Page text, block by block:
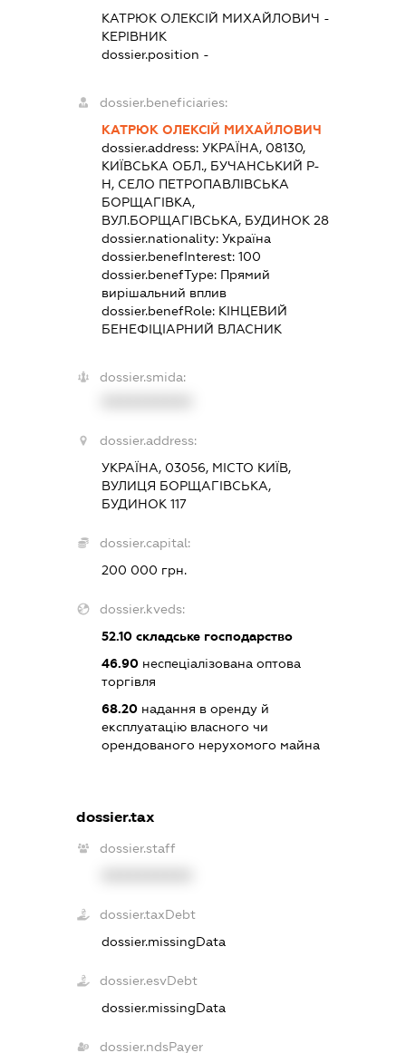
КАТРЮК ОЛЕКСІЙ МИХАЙЛОВИЧ -
КЕРІВНИК
dossier.position -
dossier.beneficiaries:
КАТРЮК ОЛЕКСІЙ МИХАЙЛОВИЧ
dossier.address: УКРАЇНА, 08130,
КИЇВСЬКА ОБЛ., БУЧАНСЬКИЙ Р-
Н, СЕЛО ПЕТРОПАВЛІВСЬКА
БОРЩАГІВКА,
ВУЛ.БОРЩАГІВСЬКА, БУДИНОК 28
dossier.nationality: Україна
dossier.benefInterest: 100
dossier.benefType: Прямий
вирішальний вплив
dossier.benefRole: КІНЦЕВИЙ
БЕНЕФІЦІАРНИЙ ВЛАСНИК
dossier.smida:
dossier.address:
УКРАЇНА, 03056, МІСТО КИЇВ,
ВУЛИЦЯ БОРЩАГІВСЬКА,
БУДИНОК 117
dossier.capital:
200 000 грн.
dossier.kveds:
52.10складське господарство
46.90неспеціалізована оптова
торгівля
68.20надання в оренду й
експлуатацію власного чи
орендованого нерухомого майна
dossier.tax
dossier.staff
dossier.taxDebt
dossier.missingData
dossier.esvDebt
dossier.missingData
dossier.ndsPayer